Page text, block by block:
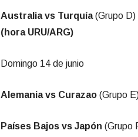
Australia vs Turquía(Grupo D)
(hora URU/ARG)
Domingo 14 de junio
Alemania vs Curazao (Grupo
Países Bajos vs Japón (Grupo